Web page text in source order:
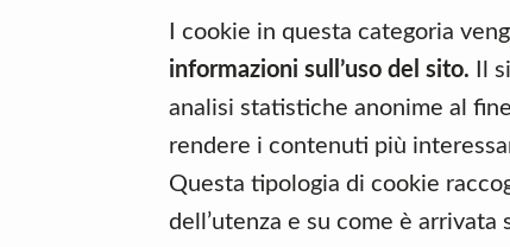
I cookie in questa categoria
informazioni sull’uso del sito. Il
analisi statistiche anonime al
rendere i contenuti più
Questa tipologia di cookie
dell’utenza e su come è